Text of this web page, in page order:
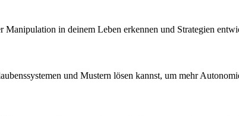
Manipulation in deinem Leben erkennen und Strategien
und Mustern lösen kannst, um mehr